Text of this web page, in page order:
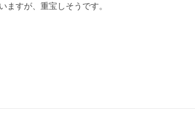
すが、重宝しそうです。